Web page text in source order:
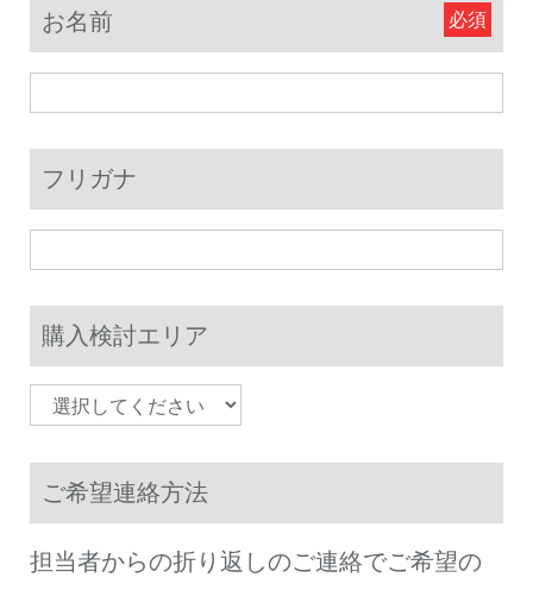
お名前
フリガナ
購入検討エリア
ご希望連絡方法
担当者からの折り返しのご連絡でご希望の